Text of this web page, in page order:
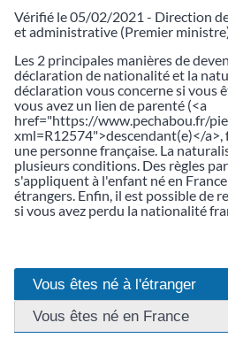
Vérifié le 05/02/2021 - Direction
et administrative (Premier
Les 2 principales manières de
déclaration de nationalité et la
déclaration vous concerne si vous
vous avez un lien de parenté (<a
href="https://www.pechabou.fr/
xml=R12574">descendant(e)</a>,
une personne française. La
plusieurs conditions. Des règles
s'appliquent à l'enfant né en
étrangers. Enfin, il est possible de
si vous avez perdu la nationalité
Vous êtes né à l'étranger
Vous êtes né en France